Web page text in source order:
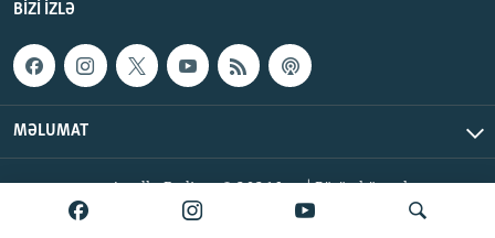
BIZI IZLƏ
MƏLUMAT
AzadlıqRadiosu © 2026 Inc. | Bütün hüquqlar qorunur